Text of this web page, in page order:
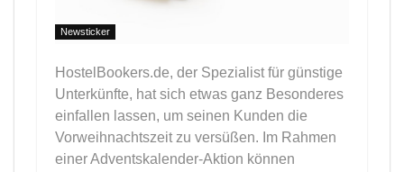
Newsticker
HostelBookers.de, der Spezialist für günstige
Unterkünfte, hat sich etwas ganz Besonderes
einfallen lassen, um seinen Kunden die
Vorweihnachtszeit zu versüßen. Im Rahmen
einer Adventskalender-Aktion können